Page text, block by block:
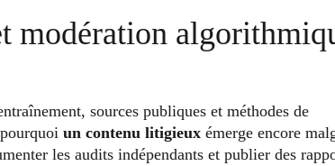
modération
sources publiques et méthodes de
un contenu litigieux émerge encore
les audits indépendants et publier des